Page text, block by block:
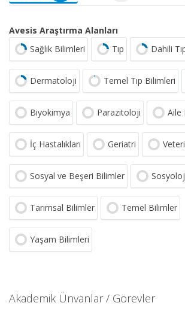
Avesis Araştırma Alanları
Sağlık Bilimleri
Tıp Dahili
Dermatoloji Temel Tıp Bilimleri
Biyokimya Parazitoloji Aile
İç Hastalıkları Geriatri
Sosyal ve Beşeri Bilimler
Tarımsal Bilimler Temel Bilimler
Yaşam Bilimleri
Akademik Ünvanlar / Görevler